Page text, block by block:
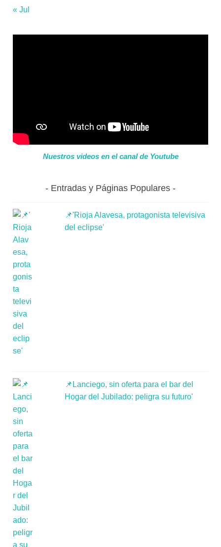
« Jul
Nuestros videos en el canal de Youtube
Entradas y Páginas Populares
📌'Rioja Alavesa, protagonista televisiva
del eclipse'
📌Lanciego, sin oferta para el bar del
Hogar del Jubilado: peligra su futuro'